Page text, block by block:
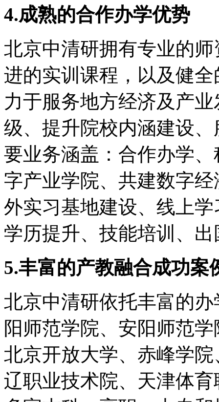
4.成熟的合作办学优势
北京中清研拥有专业的
进的实训课程，以及健
力于服务地方经济及产
级、提升院校内涵建设
要业务涵盖：合作办学
字产业学院、共建数字
外实习基地建设、线上
学历提升、技能培训、
5.丰富的产教融合成功案
北京中清研依托丰富的
阳师范学院、安阳师范
北京开放大学、赤峰学
辽职业技术院、天津体